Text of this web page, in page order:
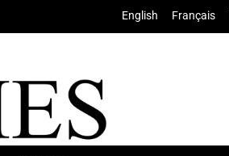
English Français